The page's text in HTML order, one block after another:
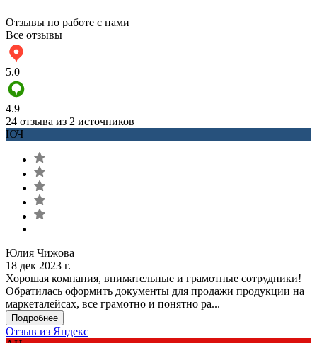
Отзывы по работе с нами
Все отзывы
5.0
4.9
24 отзыва из 2 источников
ЮЧ
Юлия Чижова
18 дек 2023 г.
Хорошая компания, внимательные и грамотные сотрудники!
Обратилась оформить документы для продажи продукции на
маркеталейсах, все грамотно и понятно ра...
Подробнее
Отзыв из Яндекс